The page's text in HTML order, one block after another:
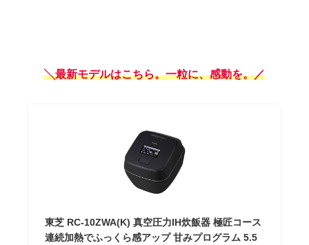
╲最新モデルはこちら。一粒に、感動を。／
東芝 RC-10ZWA(K) 真空圧力IH炊飯器 極匠コース
連続加熱でふっくら感アップ 甘みプログラム 5.5